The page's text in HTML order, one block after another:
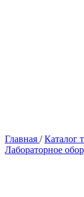
Главная / Каталог
Лабораторное